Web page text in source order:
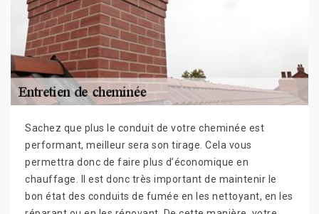
Sachez que plus le conduit de votre cheminée est
performant, meilleur sera son tirage. Cela vous
permettra donc de faire plus d’économique en
chauffage. Il est donc très important de maintenir le
bon état des conduits de fumée en les nettoyant, en les